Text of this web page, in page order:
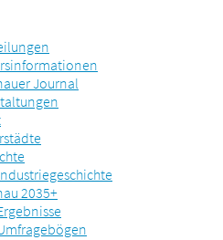
Journal
2035+